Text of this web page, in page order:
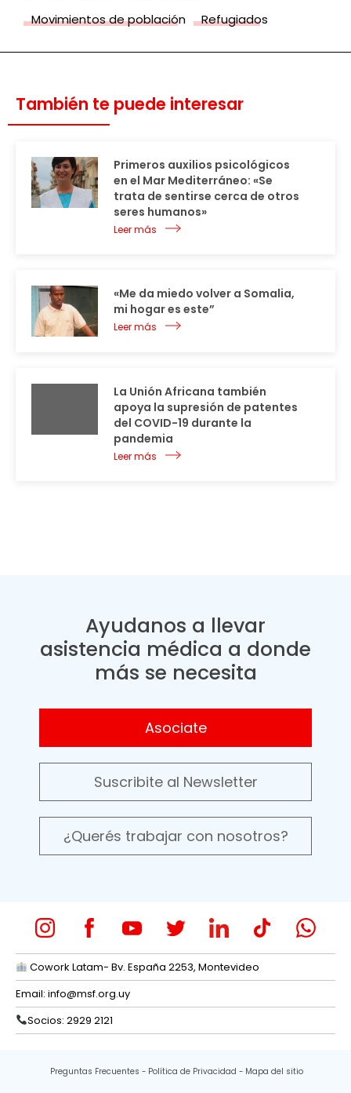
Movimientos de población
Refugiados
También te puede interesar
Primeros auxilios psicológicos
en el Mar Mediterráneo: «Se
trata de sentirse cerca de otros
seres humanos»
Leer más
«Me da miedo volver a Somalia,
mi hogar es este”
Leer más
La Unión Africana también
apoya la supresión de patentes
del COVID-19 durante la
pandemia
Leer más
Ayudanos a llevar
asistencia médica a donde
más se necesita
Asociate
Suscribite al Newsletter
¿Querés trabajar con nosotros?
Cowork Latam- Bv. España 2253, Montevideo
Email: info@msf.org.uy
Socios: 2929 2121
Preguntas Frecuentes Política de Privacidad Mapa del sitio